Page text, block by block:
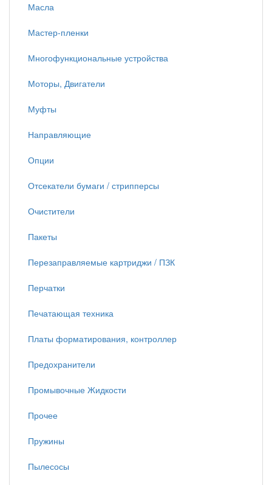
Масла
Мастер-пленки
Многофункциональные устройства
Моторы, Двигатели
Муфты
Направляющие
Опции
Отсекатели бумаги / стрипперсы
Очистители
Пакеты
Перезаправляемые картриджи / ПЗК
Перчатки
Печатающая техника
Платы форматирования, контроллер
Предохранители
Промывочные Жидкости
Прочее
Пружины
Пылесосы